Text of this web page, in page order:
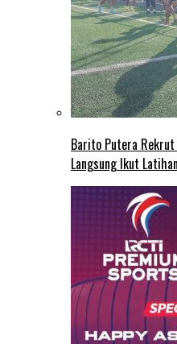
Barito Putera Rekrut
Langsung Ikut Latihan